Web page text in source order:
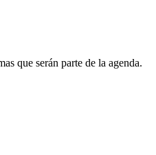
que serán parte de la agenda.